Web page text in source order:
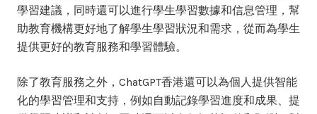
學習建議，同時還可以進行學生學習數據和信息管理，幫
助教育機構更好地了解學生學習狀況和需求，從而為學生
提供更好的教育服務和學習體驗。
除了教育服務之外，ChatGPT香港還可以為個人提供智能
化的學習管理和支持，例如自動記錄學習進度和成果、提